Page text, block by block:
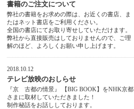
書籍のご注文について
弊社の書籍をお求めの際は、お近くの書店、ま
たはネット書店をご利用ください。
全国の書店にてお取り寄せしていただけます。
弊社から直接販売はしておりませんので、ご理
解のほど、よろしくお願い申し上げます。
2018.10.12
テレビ放映のおしらせ
『京 古都の情景』 【BIG BOOK】をNHK京都
さまに取材していただきました！
制作秘話をお話ししております。